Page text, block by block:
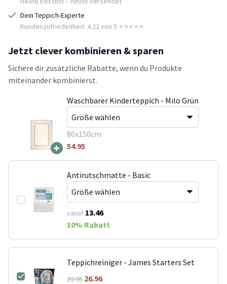
Dein Teppich-Experte
Kundenzufriedenheit: 4.22 von 5 ⭐️⭐️⭐️⭐️⭐️
Jetzt clever kombinieren & sparen
Sichere dir zusätzliche Rabatte, wenn du Produkte
miteinander kombinierst.
+
Waschbarer Kinderteppich - Milo Grün
80x150cm
54.95
Antirutschmatte - Basic
vanaf 13.46
10% Rabatt
Teppichreiniger - James Starters Set
29.9526.96